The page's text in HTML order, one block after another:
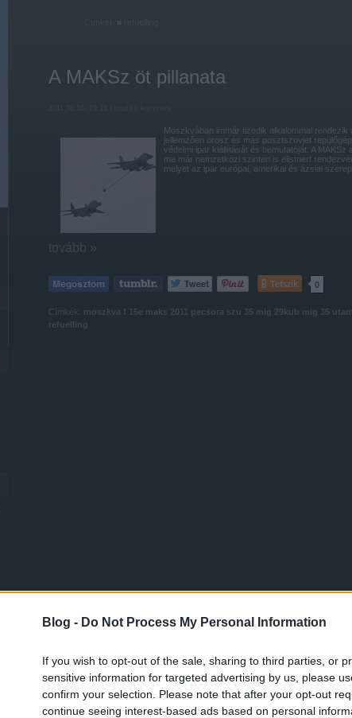
Blog - Do Not Process My Personal Information
If you wish to opt-out of the sale, sharing to third parties, or
sensitive information for targeted advertising by us, please
confirm your selection. Please note that after your opt-out
continue seeing interest-based ads based on personal
»
A MAKSz öt pillanata
Moszkvában immár tizedik alkalommal rendezik
jellemzően orosz és más posztszovjet
védelmi ipar kiállítását és bemutatóját. A MAKSz
ma már nemzetközi szinten is elismert
melyet az ipar európai, amerikai és ázsiai
tovább »
Tetszik 0
Címkék: moszkva f 15e maks 2011 pecsora szu 35 mig 29kub mig 35
refuelling